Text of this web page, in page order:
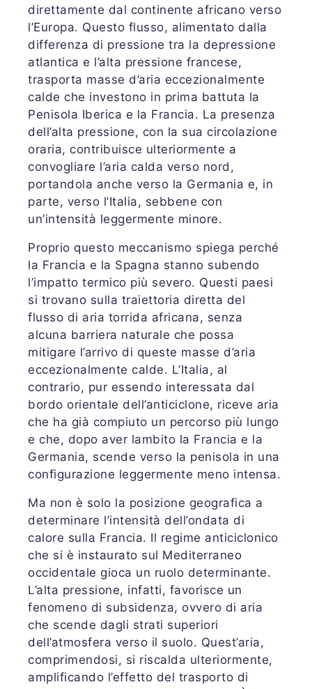
direttamente dal continente africano verso
l’Europa. Questo flusso, alimentato dalla
differenza di pressione tra la depressione
atlantica e l’alta pressione francese,
trasporta masse d’aria eccezionalmente
calde che investono in prima battuta la
Penisola Iberica e la Francia. La presenza
dell’alta pressione, con la sua circolazione
oraria, contribuisce ulteriormente a
convogliare l’aria calda verso nord,
portandola anche verso la Germania e, in
parte, verso l’Italia, sebbene con
un’intensità leggermente minore.
Proprio questo meccanismo spiega perché
la Francia e la Spagna stanno subendo
l’impatto termico più severo. Questi paesi
si trovano sulla traiettoria diretta del
flusso di aria torrida africana, senza
alcuna barriera naturale che possa
mitigare l’arrivo di queste masse d’aria
eccezionalmente calde. L’Italia, al
contrario, pur essendo interessata dal
bordo orientale dell’anticiclone, riceve aria
che ha già compiuto un percorso più lungo
e che, dopo aver lambito la Francia e la
Germania, scende verso la penisola in una
configurazione leggermente meno intensa.
Ma non è solo la posizione geografica a
determinare l’intensità dell’ondata di
calore sulla Francia. Il regime anticiclonico
che si è instaurato sul Mediterraneo
occidentale gioca un ruolo determinante.
L’alta pressione, infatti, favorisce un
fenomeno di subsidenza, ovvero di aria
che scende dagli strati superiori
dell’atmosfera verso il suolo. Quest’aria,
comprimendosi, si riscalda ulteriormente,
amplificando l’effetto del trasporto di